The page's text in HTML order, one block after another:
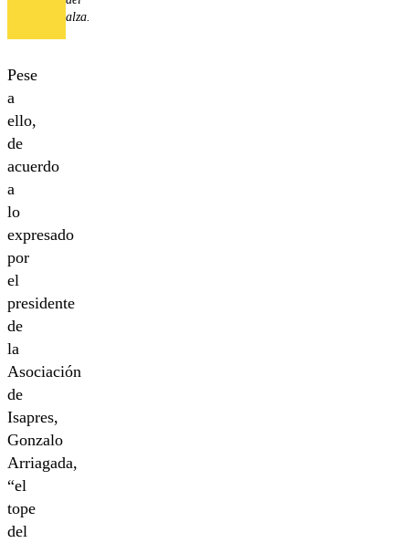
alza.
Pese
a
ello,
de
acuerdo
a
lo
expresado
por
el
presidente
de
la
Asociación
de
Isapres,
Gonzalo
Arriagada,
“el
tope
del